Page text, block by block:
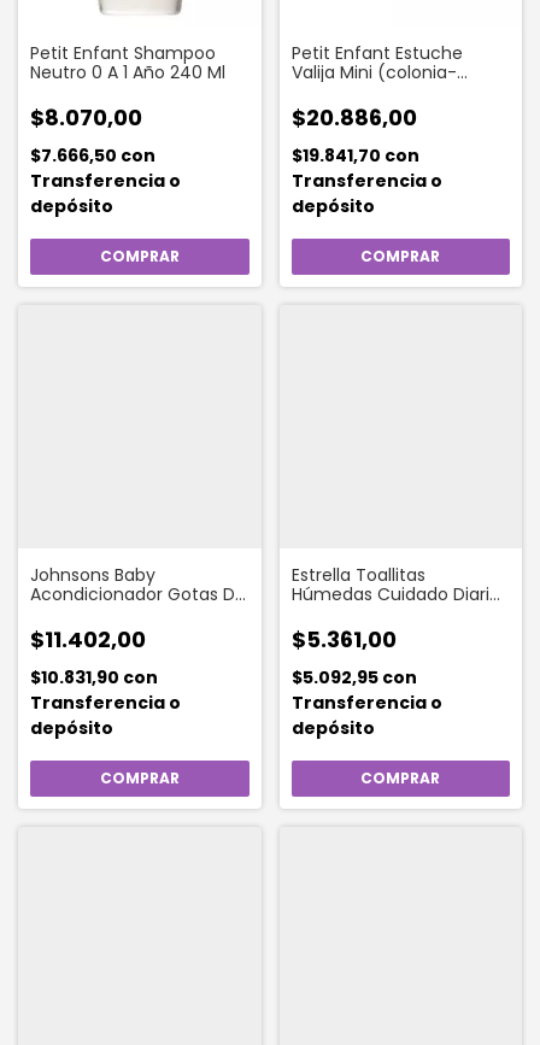
Petit Enfant Shampoo
Neutro 0 A 1 Año 240 Ml
$8.070,00
$7.666,50 con
Transferencia o
depósito
Petit Enfant Estuche
Valija Mini (colonia-
jabon-shampoo De 0a1)
$20.886,00
$19.841,70 con
Transferencia o
depósito
Johnsons Baby
Acondicionador Gotas De
$11.402,00
$10.831,90 con
Transferencia o
depósito
Estrella Toallitas
Húmedas Cuidado Diario
$5.361,00
$5.092,95 con
Transferencia o
depósito